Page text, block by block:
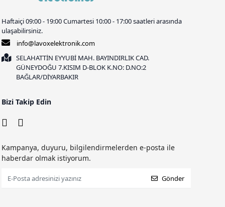
Haftaiçi 09:00 - 19:00 Cumartesi 10:00 - 17:00 saatleri arasında
ulaşabilirsiniz.
info@lavoxelektronik.com
SELAHATTİN EYYUBİ MAH. BAYINDIRLIK CAD.
GÜNEYDOĞU 7.KISIM D-BLOK K.NO: D.NO:2
BAĞLAR/DİYARBAKIR
Bizi Takip Edin
Kampanya, duyuru, bilgilendirmelerden e-posta ile
haberdar olmak istiyorum.
Gönder